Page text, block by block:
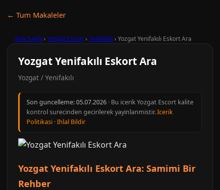
← Tum Makaleler
Ana Sayfa › Yozgat Escort› Yenifakılı › Yozgat Yenifakılı Eskort Ara
Yozgat Yenifakılı Eskort Ara
Yozgat / Yenifakılı
Son guncelleme:05.07.2026 · Bu icerik Yozgat Escort kalite
kontrol surecinden gecirilerek yayinlanmistir.Icerik
Politikasi ·Ihlal Bildir
Yozgat Yenifakılı Eskort Ara: Samimi Bir
Rehber